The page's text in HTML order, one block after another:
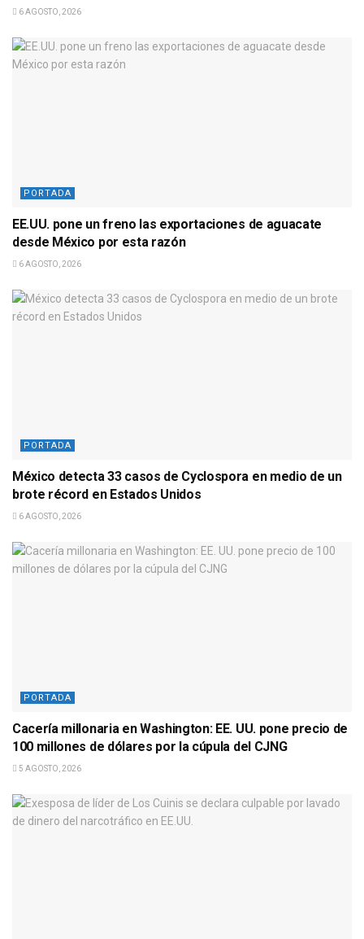
6 AGOSTO, 2026
PORTADA
EE.UU. pone un freno las exportaciones de aguacate
desde México por esta razón
6 AGOSTO, 2026
PORTADA
México detecta 33 casos de Cyclospora en medio de un
brote récord en Estados Unidos
6 AGOSTO, 2026
PORTADA
Cacería millonaria en Washington: EE. UU. pone precio de
100 millones de dólares por la cúpula del CJNG
5 AGOSTO, 2026